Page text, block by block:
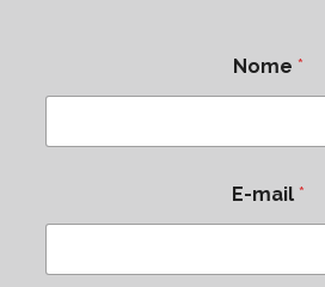
Nome *
E-mail *